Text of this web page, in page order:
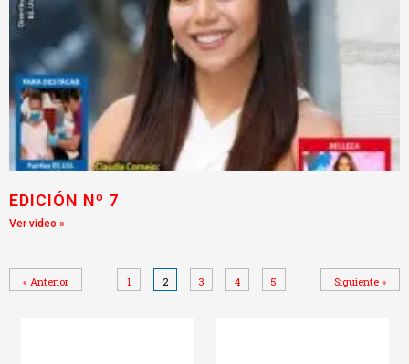
EDICIÓN Nº 7
Ver video »
« Anterior 1 2 3 4 5 Siguiente »